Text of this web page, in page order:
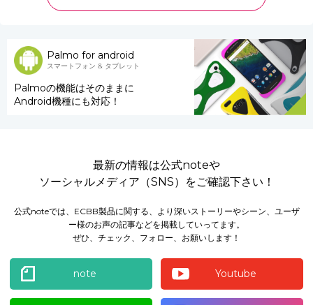
Palmo for android
スマートフォン & タブレット
Palmoの機能はそのままに
Android機種にも対応！
最新の情報は公式noteや
ソーシャルメディア（SNS）をご確認下さい！
公式noteでは、ECBB製品に関する、より深いストーリーやシーン、ユーザ
ー様のお声の記事などを掲載していってます。
ぜひ、チェック、フォロー、お願いします！
note Youtube